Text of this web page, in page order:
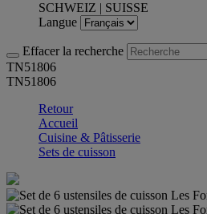
SCHWEIZ | SUISSE
Langue
Effacer la recherche
TN51806
TN51806
Retour
Accueil
Cuisine & Pâtisserie
Sets de cuisson